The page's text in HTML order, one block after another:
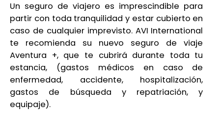
Un seguro de viajero es imprescindible para
partir con toda tranquilidad y estar cubierto en
caso de cualquier imprevisto. AVI International
te recomienda su nuevo seguro de viaje
Aventura +, que te cubrirá durante toda tu
estancia, (gastos médicos en caso de
enfermedad, accidente, hospitalización,
gastos de búsqueda y repatriación, y
equipaje).